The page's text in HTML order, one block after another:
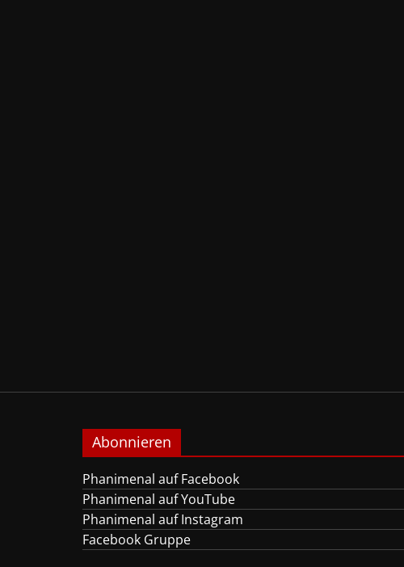
Abonnieren
Phanimenal auf Facebook
Phanimenal auf YouTube
Phanimenal auf Instagram
Facebook Gruppe